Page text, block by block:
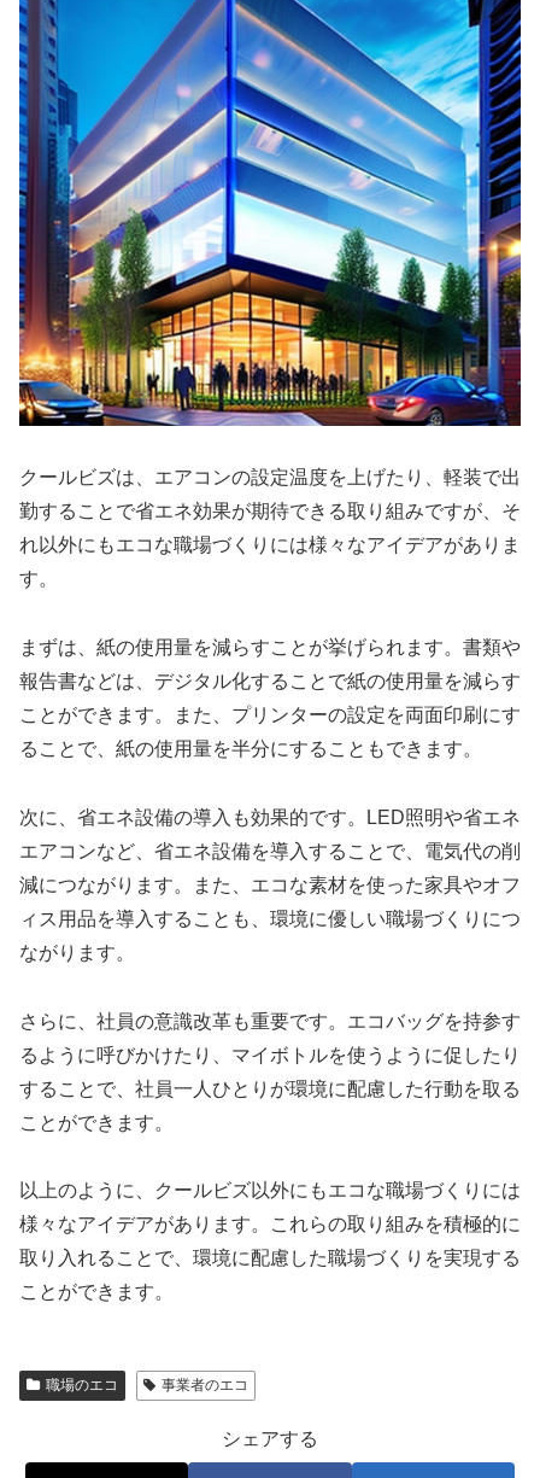
クールビズは、エアコンの設定温度を上げたり、軽装で出
勤することで省エネ効果が期待できる取り組みですが、そ
れ以外にもエコな職場づくりには様々なアイデアがありま
す。
まずは、紙の使用量を減らすことが挙げられます。書類や
報告書などは、デジタル化することで紙の使用量を減らす
ことができます。また、プリンターの設定を両面印刷にす
ることで、紙の使用量を半分にすることもできます。
次に、省エネ設備の導入も効果的です。LED照明や省エネ
エアコンなど、省エネ設備を導入することで、電気代の削
減につながります。また、エコな素材を使った家具やオフ
ィス用品を導入することも、環境に優しい職場づくりにつ
ながります。
さらに、社員の意識改革も重要です。エコバッグを持参す
るように呼びかけたり、マイボトルを使うように促したり
することで、社員一人ひとりが環境に配慮した行動を取る
ことができます。
以上のように、クールビズ以外にもエコな職場づくりには
様々なアイデアがあります。これらの取り組みを積極的に
取り入れることで、環境に配慮した職場づくりを実現する
ことができます。
職場のエコ 事業者のエコ
シェアする